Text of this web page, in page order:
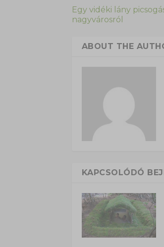
Egy vidéki lány
nagyvárosról
ABOUT THE
KAPCSOLÓDÓ